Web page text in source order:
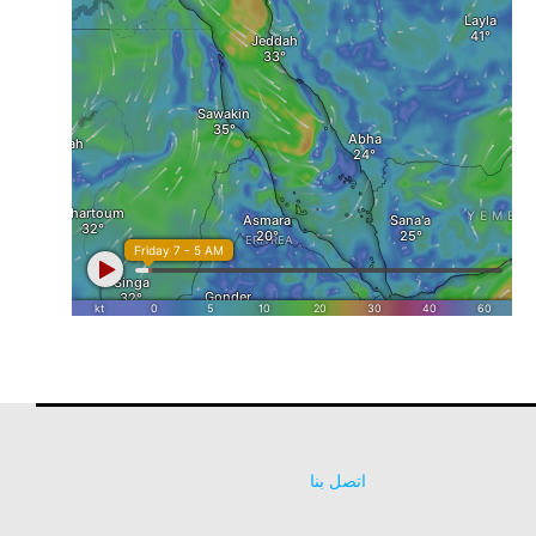
اتصل بنا